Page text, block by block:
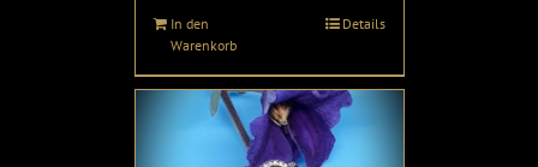
In den
Warenkorb
Details